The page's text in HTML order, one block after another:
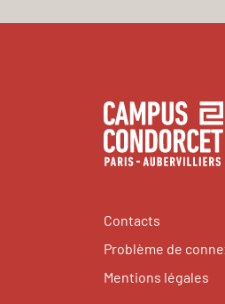
Contacts
Problème de
Mentions légales